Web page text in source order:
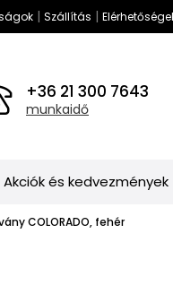
| Szállítás |
+36 21 300 7643
munkaidő
Akciók és kedvezmények
COLORADO, fehér